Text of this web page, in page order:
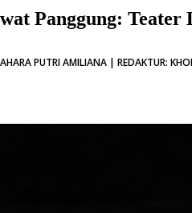
Panggung:
PUTRI AMILIANA | REDAKTUR: